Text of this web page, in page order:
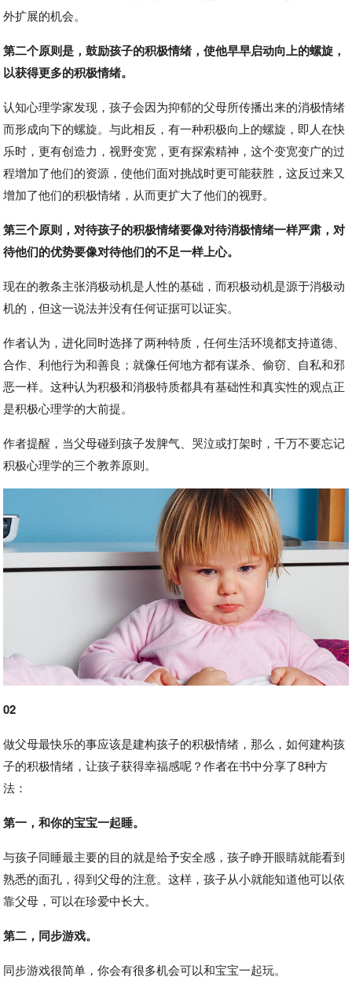
外扩展的机会。
第二个原则是，鼓励孩子的积极情绪，使他早早启动向上的螺旋，
以获得更多的积极情绪。
认知心理学家发现，孩子会因为抑郁的父母所传播出来的消极情绪
而形成向下的螺旋。与此相反，有一种积极向上的螺旋，即人在快
乐时，更有创造力，视野变宽，更有探索精神，这个变宽变广的过
程增加了他们的资源，使他们面对挑战时更可能获胜，这反过来又
增加了他们的积极情绪，从而更扩大了他们的视野。
第三个原则，对待孩子的积极情绪要像对待消极情绪一样严肃，对
待他们的优势要像对待他们的不足一样上心。
现在的教条主张消极动机是人性的基础，而积极动机是源于消极动
机的，但这一说法并没有任何证据可以证实。
作者认为，进化同时选择了两种特质，任何生活环境都支持道德、
合作、利他行为和善良；就像任何地方都有谋杀、偷窃、自私和邪
恶一样。这种认为积极和消极特质都具有基础性和真实性的观点正
是积极心理学的大前提。
作者提醒，当父母碰到孩子发脾气、哭泣或打架时，千万不要忘记
积极心理学的三个教养原则。
02
做父母最快乐的事应该是建构孩子的积极情绪，那么，如何建构孩
子的积极情绪，让孩子获得幸福感呢？作者在书中分享了8种方
法：
第一，和你的宝宝一起睡。
与孩子同睡最主要的目的就是给予安全感，孩子睁开眼睛就能看到
熟悉的面孔，得到父母的注意。这样，孩子从小就能知道他可以依
靠父母，可以在珍爱中长大。
第二，同步游戏。
同步游戏很简单，你会有很多机会可以和宝宝一起玩。